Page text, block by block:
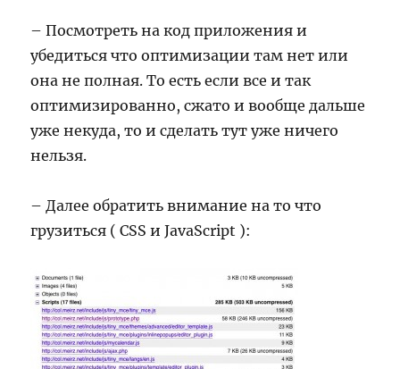
– Посмотреть на код приложения и
убедиться что оптимизации там нет или
она не полная. То есть если все и так
оптимизированно, сжато и вообще дальше
уже некуда, то и сделать тут уже ничего
нельзя.
– Далее обратить внимание на то что
грузиться ( CSS и JavaScript ):